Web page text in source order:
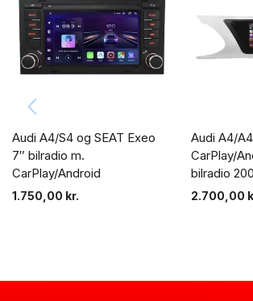
Audi A4/S4 og SEAT Exeo
7″ bilradio m.
CarPlay/Android
1.750,00 kr.
Audi A4/
CarPlay/
bilradio
2.700,00